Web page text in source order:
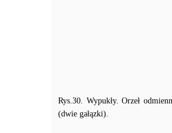
Rys.30. Wypukły. Orzeł
(dwie gałązki).